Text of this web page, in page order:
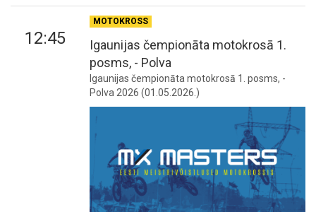
12:45
MOTOKROSS
Igaunijas čempionāta motokrosā 1.
posms, - Polva
Igaunijas čempionāta motokrosā 1. posms, -
Polva 2026 (01.05.2026.)